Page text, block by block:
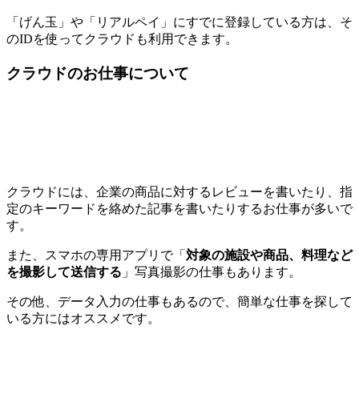
「げん玉」や「リアルペイ」にすでに登録している方は、そ
のIDを使ってクラウドも利用できます。
クラウドのお仕事について
クラウドには、企業の商品に対するレビューを書いたり、指
定のキーワードを絡めた記事を書いたりするお仕事が多いで
す。
また、スマホの専用アプリで「 対象の施設や商品、料理など
を撮影して送信する 」写真撮影の仕事もあります。
その他、データ入力の仕事もあるので、簡単な仕事を探して
いる方にはオススメです。